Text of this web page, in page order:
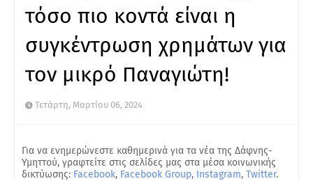
τόσο πιο κοντά είναι η
συγκέντρωση χρημάτων για
τον μικρό Παναγιώτη!
Τετάρτη, Μαρτίου 06, 2024
Για να ενημερώνεστε καθημερινά για τα νέα της Δάφνης-
Υμηττού, γραφτείτε στις σελίδες μας στα μέσα κοινωνικής
δικτύωσης: Facebook, Facebook Group, Instagram, Twitter.